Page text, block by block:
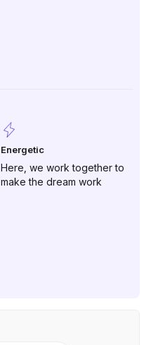
Energetic
Here, we work together to
make the dream work